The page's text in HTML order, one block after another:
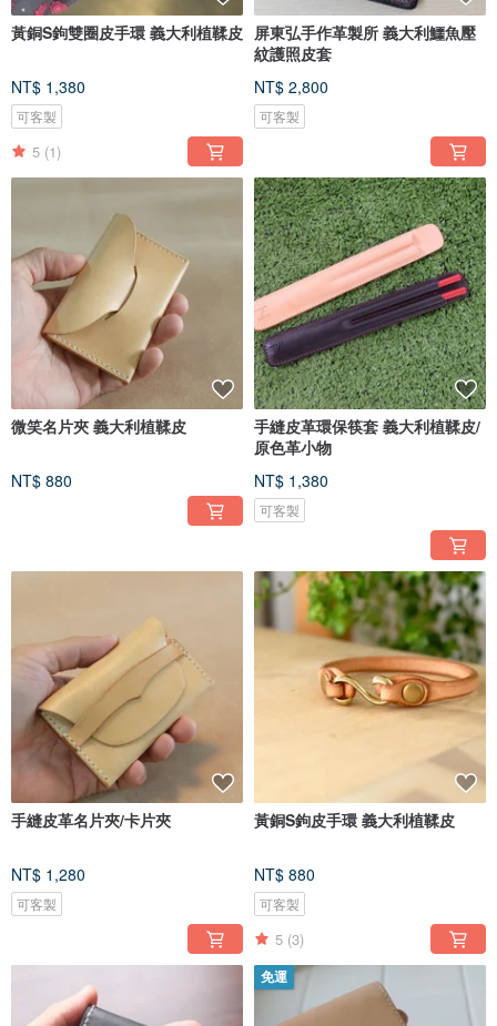
黃銅S鉤雙圈皮手環 義大利植鞣皮
NT$ 1,380
可客製
5 (1)
屏東弘手作革製所 義大利鱷魚壓
紋護照皮套
NT$ 2,800
可客製
微笑名片夾 義大利植鞣皮
NT$ 880
手縫皮革環保筷套 義大利植鞣皮/
原色革小物
NT$ 1,380
可客製
手縫皮革名片夾/卡片夾
NT$ 1,280
可客製
黃銅S鉤皮手環 義大利植鞣皮
NT$ 880
可客製
5 (3)
免運